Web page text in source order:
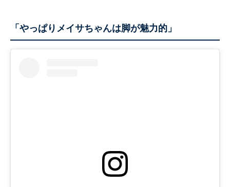
「やっぱりメイサちゃんは脚が魅力的」